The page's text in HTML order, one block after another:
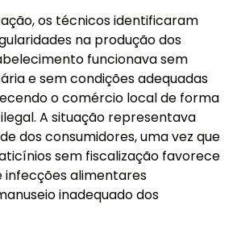
os técnicos identificaram
na produção dos
funcionava sem
e sem condições adequadas
o comércio local de forma
A situação representava
dos consumidores, uma vez que
sem fiscalização favorece
infecções alimentares
inadequado dos